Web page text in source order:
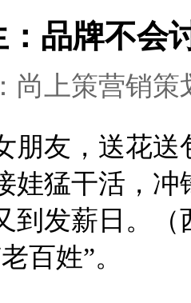
品牌不会
尚上策营销
朋友，送花
娃猛干活，
到发薪日。
百姓”。